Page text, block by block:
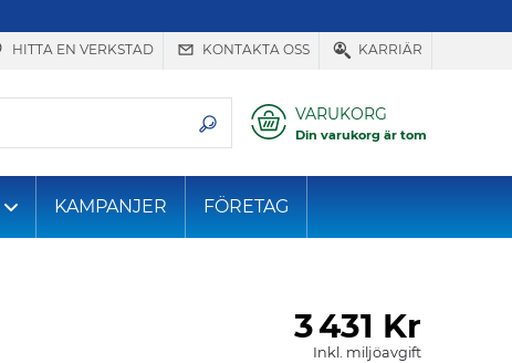
HITTA EN VERKSTAD KONTAKTA OSS KARRIÄR
VARUKORG
Din varukorg är tom
KAMPANJER FÖRETAG
3431 Kr
Inkl. miljöavgift